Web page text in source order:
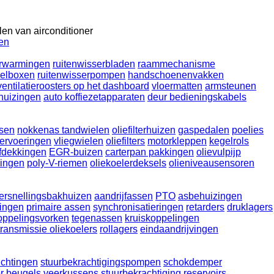
van airconditioner
ruitenwisserbladen raammechanisme
ruitenwisserpompen handschoenenvakken
op het dashboard vloermatten armsteunen
auto koffiezetapparaten deur bedieningskabels
nokkenas tandwielen oliefilterhuizen gaspedalen poelies
vliegwielen oliefilters motorkleppen kegelrols
EGR-buizen carterpan pakkingen olievulpijp
poly-V-riemen oliekoelerdeksels olieniveausensoren
aandrijfassen PTO asbehuizingen
primaire assen synchronisatieringen retarders druklagers
tegenassen kruiskoppelingen
oliekoelers rollagers eindaandrijvingen
stuurbekrachtigingspompen schokdemper